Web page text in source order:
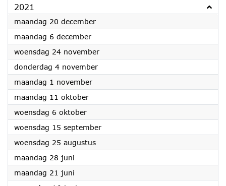
2021
maandag 20 december2021
maandag 6 december2021
woensdag 24 november2021
donderdag 4 november2021
maandag 1 november2021
maandag 11 oktober2021
woensdag 6 oktober2021
woensdag 15 september2021
woensdag 25 augustus2021
maandag 28 juni
maandag 21 juni